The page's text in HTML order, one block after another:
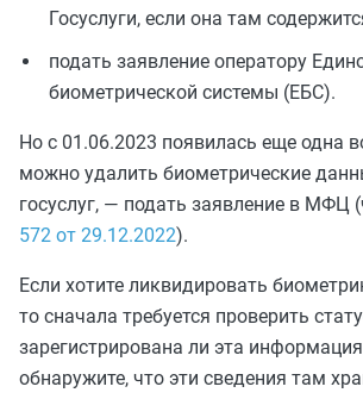
Госуслуги, если она там
подать заявление оператору
биометрической системы (ЕБС).
Но с 01.06.2023 появилась еще одна
можно удалить биометрические
госуслуг, — подать заявление в МФЦ
572 от 29.12.2022).
Если хотите ликвидировать
то сначала требуется проверить
зарегистрирована ли эта
обнаружите, что эти сведения там